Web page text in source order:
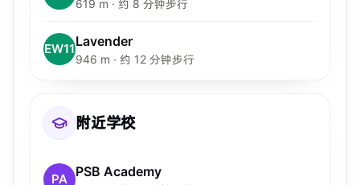
619 m · 约 8 分钟步行
EW11Lavender
946 m · 约 12 分钟步行
附近学校
PA PSB Academy